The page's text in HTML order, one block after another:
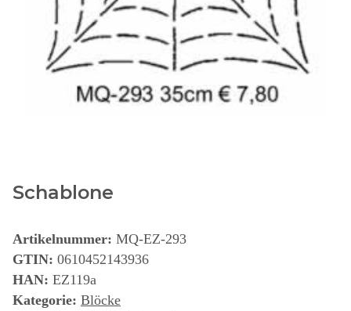
Schablone
Artikelnummer: MQ-EZ-293
GTIN: 0610452143936
HAN: EZ119a
Kategorie: Blöcke